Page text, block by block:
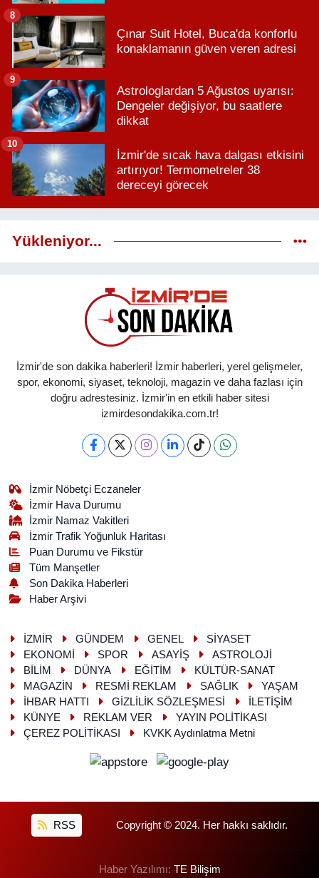
Çınar Suit Hotel, Buca'da konforlu
konaklamanın güven veren adresi
8
Astrologlardan 5 Ağustos uyarısı:
Dengeler değişiyor, bu saatlere
dikkat
9
İzmir'de sıcak hava dalgası etkisini
artırıyor! Termometreler 38
dereceyi görecek
10
Yükleniyor...
İzmir'de son dakika haberleri! İzmir haberleri, yerel gelişmeler,
spor, ekonomi, siyaset, teknoloji, magazin ve daha fazlası için
doğru adrestesiniz. İzmir'in en etkili haber sitesi
izmirdesondakika.com.tr!
İzmir Nöbetçi Eczaneler
İzmir Hava Durumu
İzmir Namaz Vakitleri
İzmir Trafik Yoğunluk Haritası
Puan Durumu ve Fikstür
Tüm Manşetler
Son Dakika Haberleri
Haber Arşivi
İZMİR GÜNDEM GENEL
SİYASET
EKONOMİ
SPOR ASAYİŞ
ASTROLOJİ
BİLİM
DÜNYA EĞİTİM
KÜLTÜR-SANAT
MAGAZİN
RESMİ REKLAM SAĞLIK
YAŞAM
İHBAR HATTI
GİZLİLİK SÖZLEŞMESİ
İLETİŞİM
KÜNYE
REKLAM VER
YAYIN POLİTİKASI
ÇEREZ POLİTİKASI
KVKK Aydınlatma Metni
RSS Copyright © 2024. Her hakkı saklıdır.
Haber Yazılımı: TE Bilişim